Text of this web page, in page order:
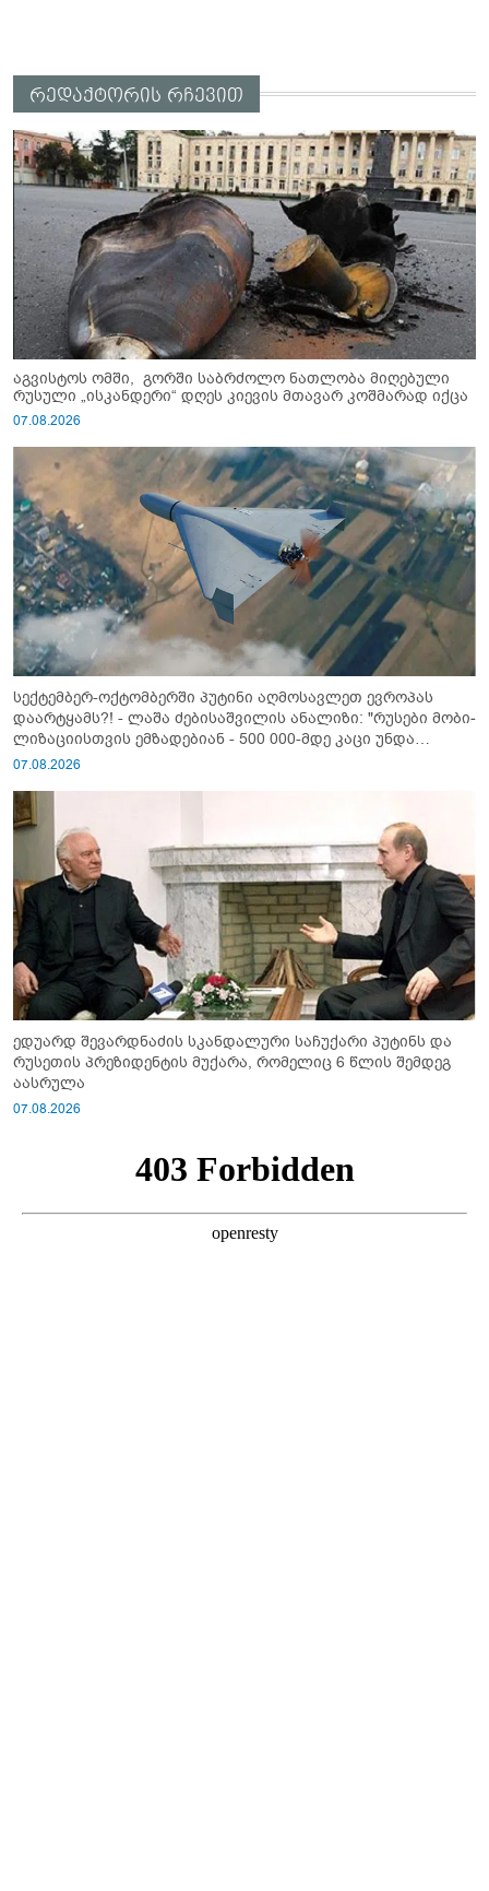
რედაქტორის რჩევით
აგვისტოს ომში, გორში საბრძოლო ნათლობა მიღებული
რუსული „ისკანდერი“ დღეს კიევის მთავარ კოშმარად იქცა
07.08.2026
სექტემბერ-ოქტომბერში პუტინი აღმოსავლეთ ევროპას
დაარტყამს?! - ლაშა ძებისაშვილის ანალიზი: "რუსები მობი­
ლიზაციისთვის ემზადებიან - 500 000-მდე კაცი უნდა
გაიწვიონ ომში"
07.08.2026
ედუარდ შევარდნაძის სკანდალური საჩუქარი პუტინს და
რუსეთის პრეზიდენტის მუქარა, რომელიც 6 წლის შემდეგ
აასრულა
07.08.2026